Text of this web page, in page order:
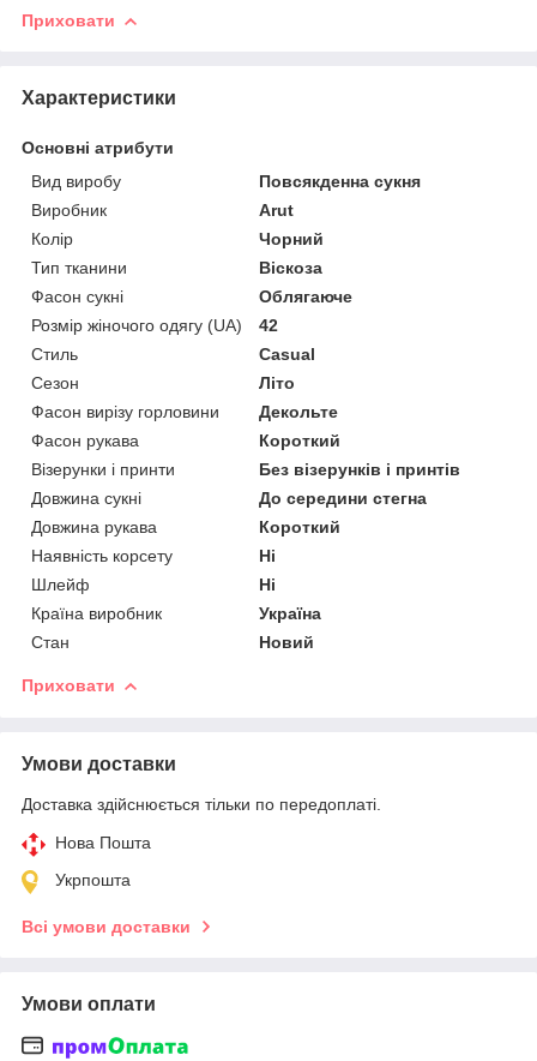
Приховати
Характеристики
Основні атрибути
Вид виробу
Повсякденна сукня
Виробник
Arut
Колір
Чорний
Тип тканини
Віскоза
Фасон сукні
Облягаюче
Розмір жіночого одягу (UA)
42
Стиль
Casual
Сезон
Літо
Фасон вирізу горловини
Декольте
Фасон рукава
Короткий
Візерунки і принти
Без візерунків і принтів
Довжина сукні
До середини стегна
Довжина рукава
Короткий
Наявність корсету
Ні
Шлейф
Ні
Країна виробник
Україна
Стан
Новий
Приховати
Умови доставки
Доставка здійснюється тільки по передоплаті.
Нова Пошта
Укрпошта
Всі умови доставки
Умови оплати